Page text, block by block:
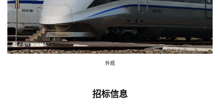
图 / Aiklld2364
外观
招标信息